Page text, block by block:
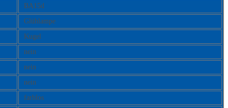
BA15d
Glühlampe
Kugel
nein
nein
nein
farblos